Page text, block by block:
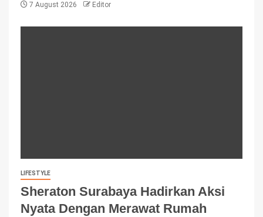
7 August 2026 Editor
LIFESTYLE
Sheraton Surabaya Hadirkan Aksi
Nyata Dengan Merawat Rumah